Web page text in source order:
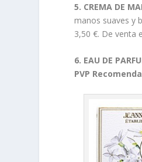
5. CREMA DE
manos suaves y
3,50 €. De venta
6. EAU DE
PVP